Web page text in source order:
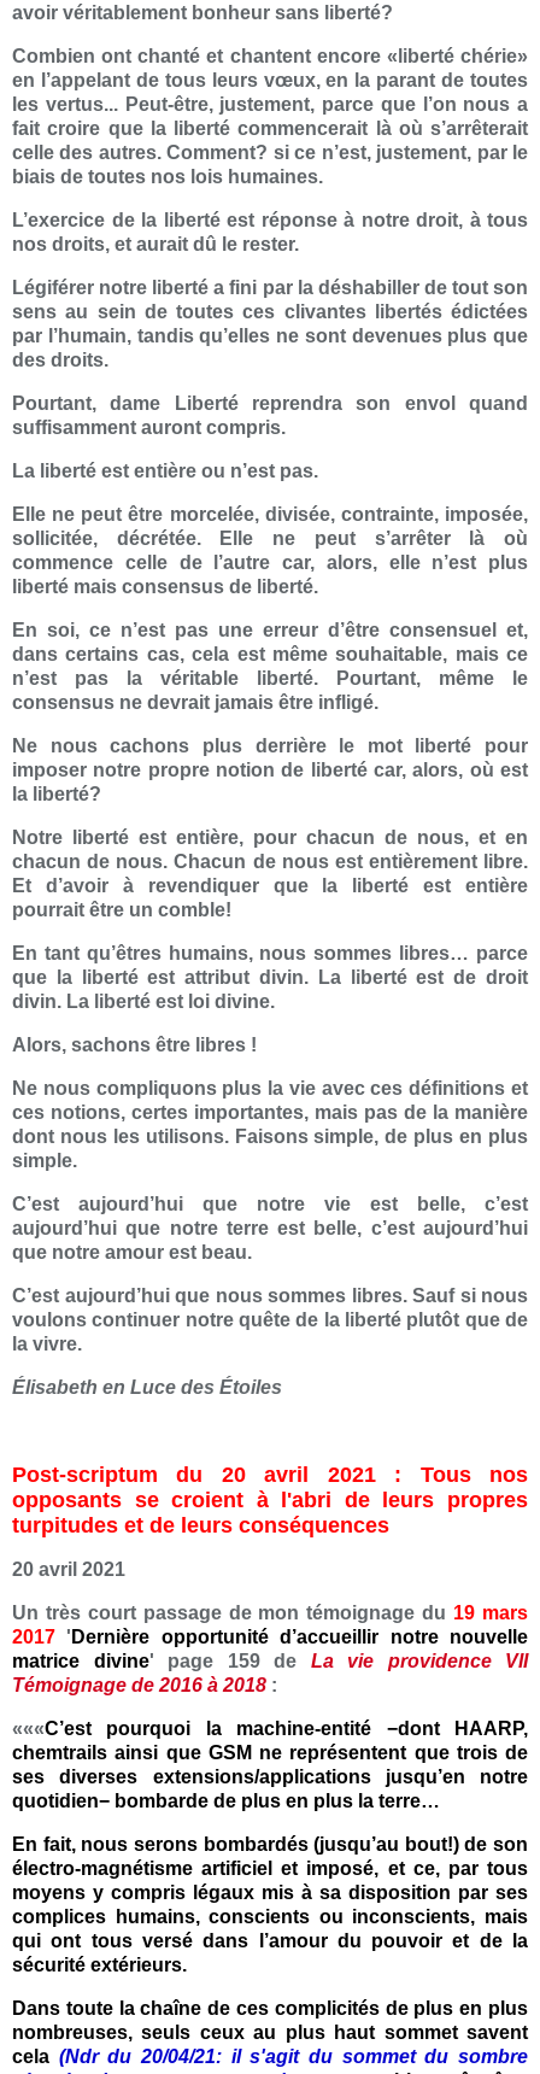
avoir véritablement bonheur sans liberté?
Combien ont chanté et chantent encore «liberté chérie»
en l’appelant de tous leurs vœux, en la parant de toutes
les vertus... Peut-être, justement, parce que l’on nous a
fait croire que la liberté commencerait là où s’arrêterait
celle des autres. Comment? si ce n’est, justement, par le
biais de toutes nos lois humaines.
L’exercice de la liberté est réponse à notre droit, à tous
nos droits, et aurait dû le rester.
Légiférer notre liberté a fini par la déshabiller de tout son
sens au sein de toutes ces clivantes libertés édictées
par l’humain, tandis qu’elles ne sont devenues plus que
des droits.
Pourtant, dame Liberté reprendra son envol quand
suffisamment auront compris.
La liberté est entière ou n’est pas.
Elle ne peut être morcelée, divisée, contrainte, imposée,
sollicitée, décrétée. Elle ne peut s’arrêter là où
commence celle de l’autre car, alors, elle n’est plus
liberté mais consensus de liberté.
En soi, ce n’est pas une erreur d’être consensuel et,
dans certains cas, cela est même souhaitable, mais ce
n’est pas la véritable liberté. Pourtant, même le
consensus ne devrait jamais être infligé.
Ne nous cachons plus derrière le mot liberté pour
imposer notre propre notion de liberté car, alors, où est
la liberté?
Notre liberté est entière, pour chacun de nous, et en
chacun de nous. Chacun de nous est entièrement libre.
Et d’avoir à revendiquer que la liberté est entière
pourrait être un comble!
En tant qu’êtres humains, nous sommes libres… parce
que la liberté est attribut divin. La liberté est de droit
divin. La liberté est loi divine.
Alors, sachons être libres !
Ne nous compliquons plus la vie avec ces définitions et
ces notions, certes importantes, mais pas de la manière
dont nous les utilisons. Faisons simple, de plus en plus
simple.
C’est aujourd’hui que notre vie est belle, c’est
aujourd’hui que notre terre est belle, c’est aujourd’hui
que notre amour est beau.
C’est aujourd’hui que nous sommes libres. Sauf si nous
voulons continuer notre quête de la liberté plutôt que de
la vivre.
Élisabeth en Luce des Étoiles
Post-scriptum du 20 avril 2021 : Tous nos
opposants se croient à l'abri de leurs propres
turpitudes et de leurs conséquences
20 avril 2021
Un très court passage de mon témoignage du 19 mars
2017 ' Dernière opportunité d’accueillir notre nouvelle
matrice divine' page 159 de La vie providence VII
Témoignage de 2016 à 2018 :
«««C’est pourquoi la machine-entité −dont HAARP,
chemtrails ainsi que GSM ne représentent que trois de
ses diverses extensions/applications jusqu’en notre
quotidien− bombarde de plus en plus la terre…
En fait, nous serons bombardés (jusqu’au bout!) de son
électro-magnétisme artificiel et imposé, et ce, par tous
moyens y compris légaux mis à sa disposition par ses
complices humains, conscients ou inconscients, mais
qui ont tous versé dans l’amour du pouvoir et de la
sécurité extérieurs.
Dans toute la chaîne de ces complicités de plus en plus
nombreuses, seuls ceux au plus haut sommet savent
cela (Ndrdu 20/04/21: il s'agit du sommet du sombre